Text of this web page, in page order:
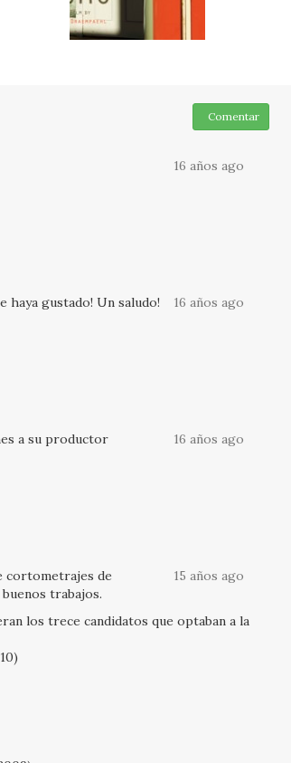
Comentar
16 años ago
16 años ago
haya gustado! Un saludo!
16 años ago
a su productor
15 años ago
cortometrajes de
trabajos.
los trece candidatos que optaban a la